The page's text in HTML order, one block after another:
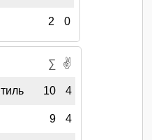
2 0
∑ ✌
10 4
9 4